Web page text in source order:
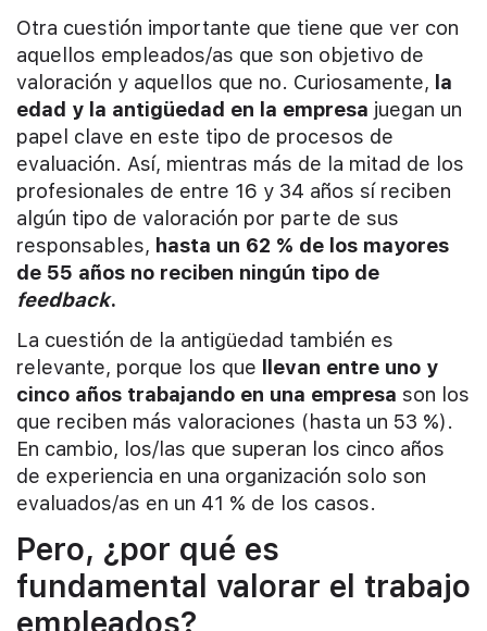
Otra cuestión importante que tiene que ver con
aquellos empleados/as que son objetivo de
valoración y aquellos que no. Curiosamente, la
edad y la antigüedad en la empresa juegan un
papel clave en este tipo de procesos de
evaluación. Así, mientras más de la mitad de los
profesionales de entre 16 y 34 años sí reciben
algún tipo de valoración por parte de sus
responsables, hasta un 62 % de los mayores
de 55 años no reciben ningún tipo de
feedback.
La cuestión de la antigüedad también es
relevante, porque los que llevan entre uno y
cinco años trabajando en una empresa son los
que reciben más valoraciones (hasta un 53 %).
En cambio, los/las que superan los cinco años
de experiencia en una organización solo son
evaluados/as en un 41 % de los casos.
Pero, ¿por qué es
fundamental valorar el trabajo
empleados?